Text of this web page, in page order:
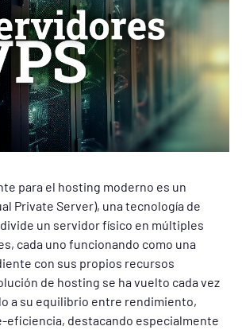
para el hosting moderno es un
Private Server), una tecnología de
un servidor físico en múltiples
cada uno funcionando como una
con sus propios recursos
de hosting se ha vuelto cada vez
a su equilibrio entre rendimiento,
eficiencia, destacando especialmente